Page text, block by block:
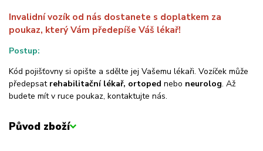
Invalidní vozík od nás dostanete s doplatkem za
poukaz, který Vám předepíše Váš lékař!
Postup:
Kód pojišťovny si opište a sdělte jej Vašemu lékaři. Vozíček může
předepsatrehabilitační lékař, ortoped nebo neurolog. Až
budete mít v ruce poukaz, kontaktujte nás.
Původ zboží